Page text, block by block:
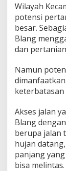
Wilayah
potensi
besar.
Blang
dan
Namun
keterbatasan
Akses jalan
Blang
berupa jalan
hujan
panjang
bisa melintas.